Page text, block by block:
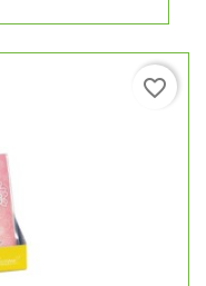
favorite_border